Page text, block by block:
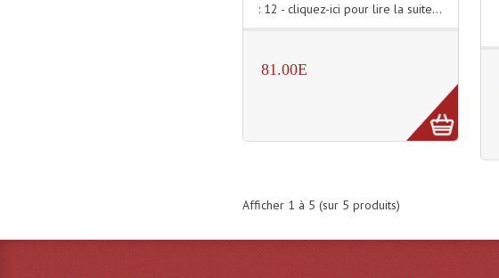
: 12 - cliquez-ici pour lire la suite...
81.00E
Afficher 1 à 5 (sur 5 produits)